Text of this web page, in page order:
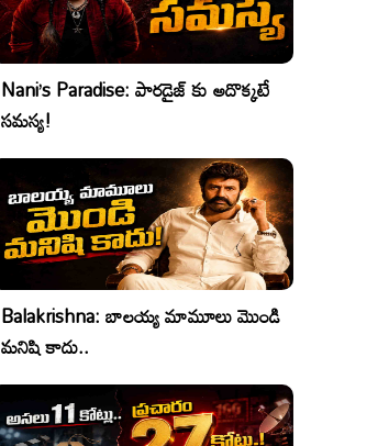
Nani’s Paradise: పారడైజ్ కు అదొక్కటే
సమస్య!
Balakrishna: బాలయ్య మామూలు మొండి
మనిషి కాదు..